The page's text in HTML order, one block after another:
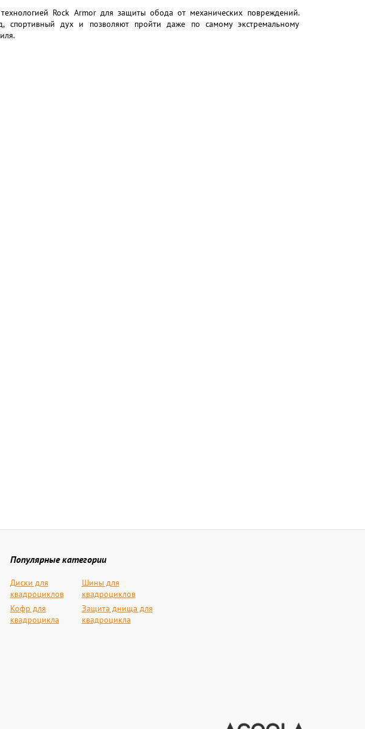
Rock Armor для защиты обода от механических повреждений.
спортивный дух и позволяют пройти даже по самому экстремальному
Популярные категории
Диски для
квадроциклов
Шины для
квадроциклов
Кофр для
квадроцикла
Защита днища для
квадроцикла